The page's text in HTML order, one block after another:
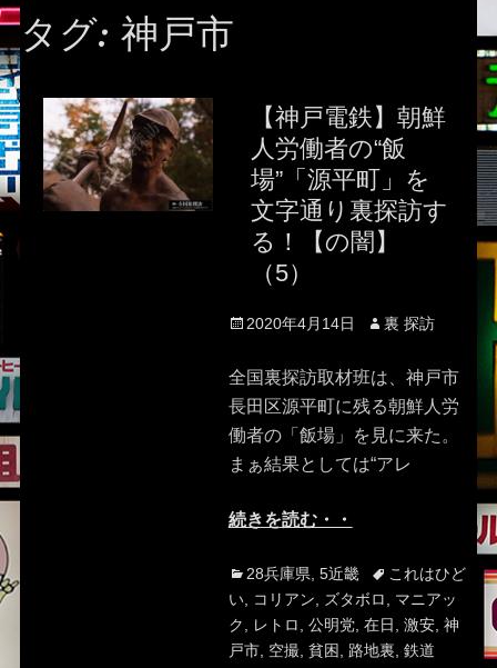
タグ: 神戸市
【神戸電鉄】朝鮮
人労働者の“飯
場”「源平町」を
文字通り裏探訪す
る！【の闇】
（5）
Posted
2020年4月14日 Author
裏 探訪
全国裏探訪取材班は、神戸市
長田区源平町に残る朝鮮人労
働者の「飯場」を見に来た。
まぁ結果としては“アレ
続きを読む・・
Categories
28兵庫県 5近畿 Tagsこれはひど
い, コリアン ズタボロ
マニアッ
ク
レトロ 公明党, 在日 激安, 神
戸市, 空撮, 貧困 路地裏 鉄道